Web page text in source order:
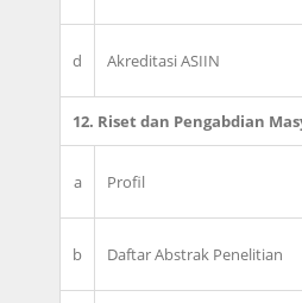
d Akreditasi ASIIN
12. Riset dan Pengabdian
a Profil
b Daftar Abstrak Penelitian